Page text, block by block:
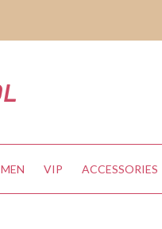
MEN VIP ACCESSORIES